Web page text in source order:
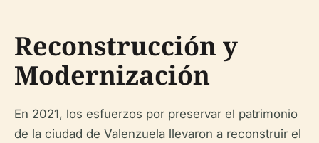
Reconstrucción y
Modernización
En 2021, los esfuerzos por preservar el patrimonio
de la ciudad de Valenzuela llevaron a reconstruir el